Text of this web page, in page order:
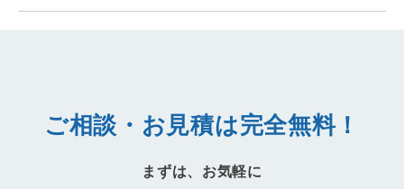
ご相談・お見積は完全無料！
まずは、お気軽に